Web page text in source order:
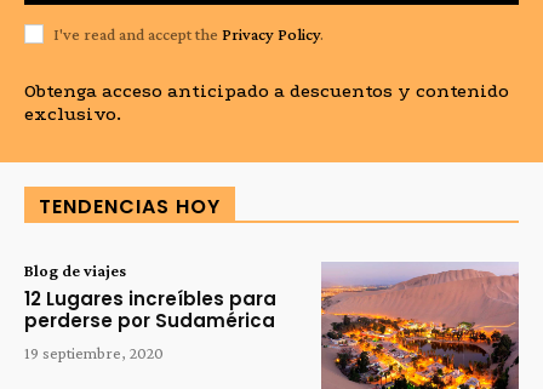
I've read and accept the Privacy Policy.
Obtenga acceso anticipado a descuentos y contenido
exclusivo.
TENDENCIAS HOY
Blog de viajes
12 Lugares increíbles para
perderse por Sudamérica
19 septiembre, 2020